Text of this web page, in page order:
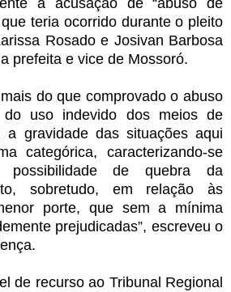
a acusação de “abuso de
teria ocorrido durante o pleito
Rosado e Josivan Barbosa
prefeita e vice de Mossoró.
do que comprovado o abuso
uso indevido dos meios de
a gravidade das situações aqui
categórica, caracterizando-se
possibilidade de quebra da
sobretudo, em relação às
porte, que sem a mínima
prejudicadas”, escreveu o
de recurso ao Tribunal Regional